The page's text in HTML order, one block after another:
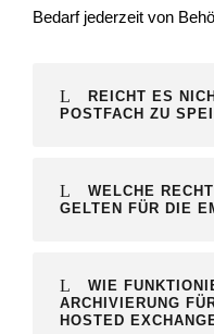
Bedarf jederzeit von
REICHT ES
POSTFACH ZU
WELCHE
GELTEN FÜR DIE
WIE
ARCHIVIERUNG
HOSTED